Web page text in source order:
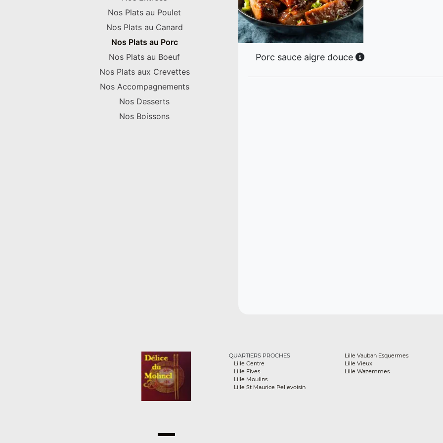
Nos Plats au Poulet
Nos Plats au Canard
Nos Plats au Porc
Nos Plats au Boeuf
Nos Plats aux Crevettes
Nos Accompagnements
Nos Desserts
Nos Boissons
Porc sauce aigre douce
QUARTIERS PROCHES
Lille Centre
Lille Fives
Lille Moulins
Lille St Maurice Pellevoisin
Lille Vauban Esquermes
Lille Vieux
Lille Wazemmes